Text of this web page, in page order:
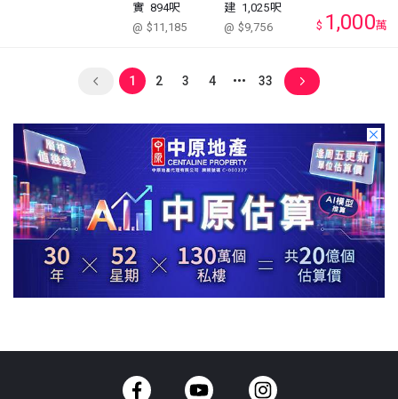
實 894呎
@ $11,185
建 1,025呎
@ $9,756
$ 1,000萬
1 2 3 4 33